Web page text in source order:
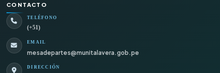
CONTACTO
TELÉFONO
(+51)
EMAIL
mesadepartes@munitalavera.gob.pe
DIRECCIÓN